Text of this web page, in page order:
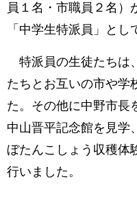
員１名・市職員２名）
「中学生特派員」とし
特派員の生徒たちは
たちとお互いの市や学
た。その他に中野市長
中山晋平記念館を見学
ぼたんこしょう収穫体
行いました。